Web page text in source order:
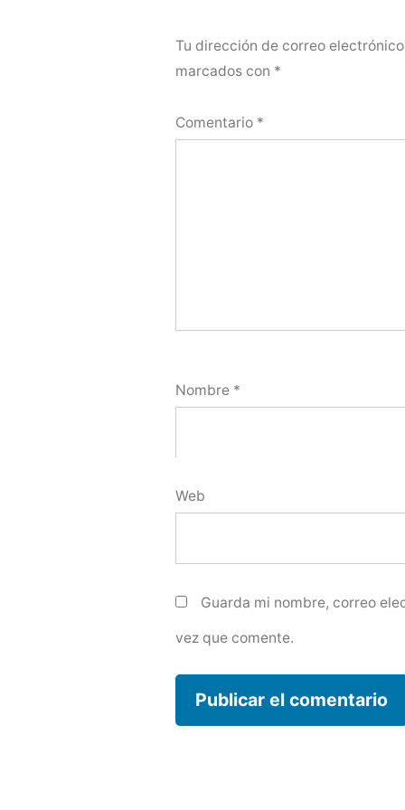
Tu dirección de correo
marcados con *
Comentario *
Nombre *
Web
Guarda mi nombre, correo
vez que comente.